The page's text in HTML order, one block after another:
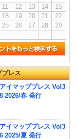
11 12 13 14
15
18 19 20 21
22
25 26 27 28
29
プレス
アイマッププレス Vol3
8 2026/春 発行
アイマッププレス Vol3
6 2025/夏 発行